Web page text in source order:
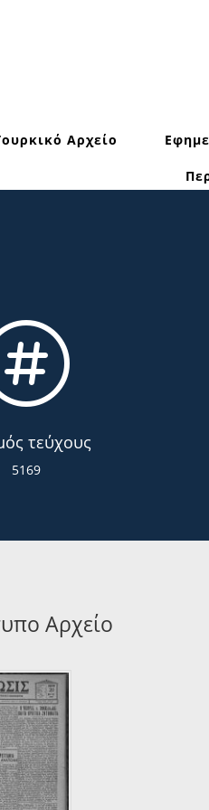
Αρχείο
τεύχους
5169
Αρχείο